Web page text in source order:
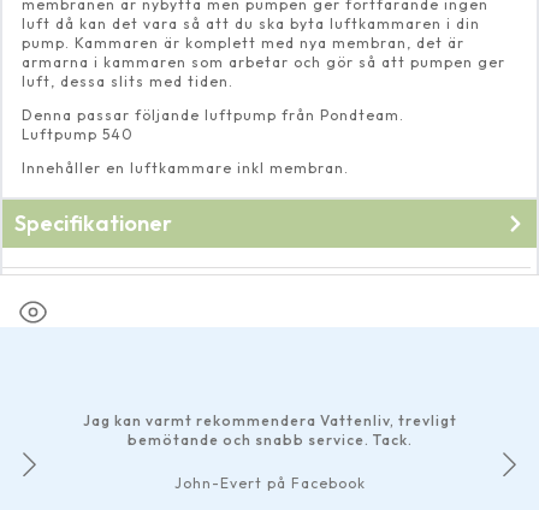
membranen är nybytta men pumpen ger fortfarande ingen
luft då kan det vara så att du ska byta luftkammaren i din
pump. Kammaren är komplett med nya membran, det är
armarna i kammaren som arbetar och gör så att pumpen ger
luft, dessa slits med tiden.
Denna passar följande luftpump från Pondteam.
Luftpump 540
Innehåller en luftkammare inkl membran.
Specifikationer
Jag kan varmt rekommendera Vattenliv, trevligt
bemötande och snabb service. Tack.
John-Evert på Facebook